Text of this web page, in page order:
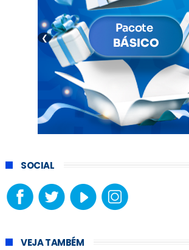
❮
SOCIAL
VEJA TAMBÉM